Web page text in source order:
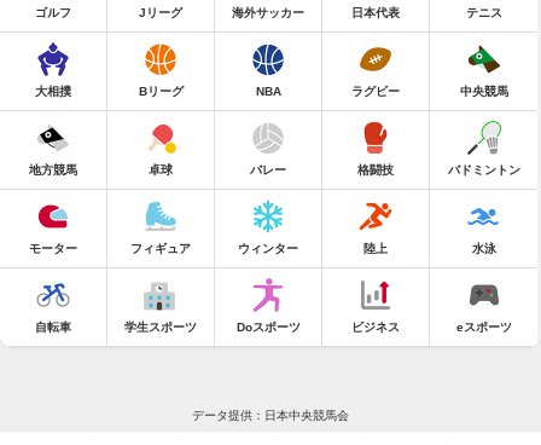
ゴルフ Jリーグ 海外サッカー 日本代表 テニス
大相撲 Bリーグ NBA ラグビー 中央競馬
地方競馬 卓球 バレー 格闘技 バドミントン
モーター フィギュア ウィンター 陸上 水泳
自転車 学生スポーツ Doスポーツ ビジネス eスポーツ
データ提供：日本中央競馬会